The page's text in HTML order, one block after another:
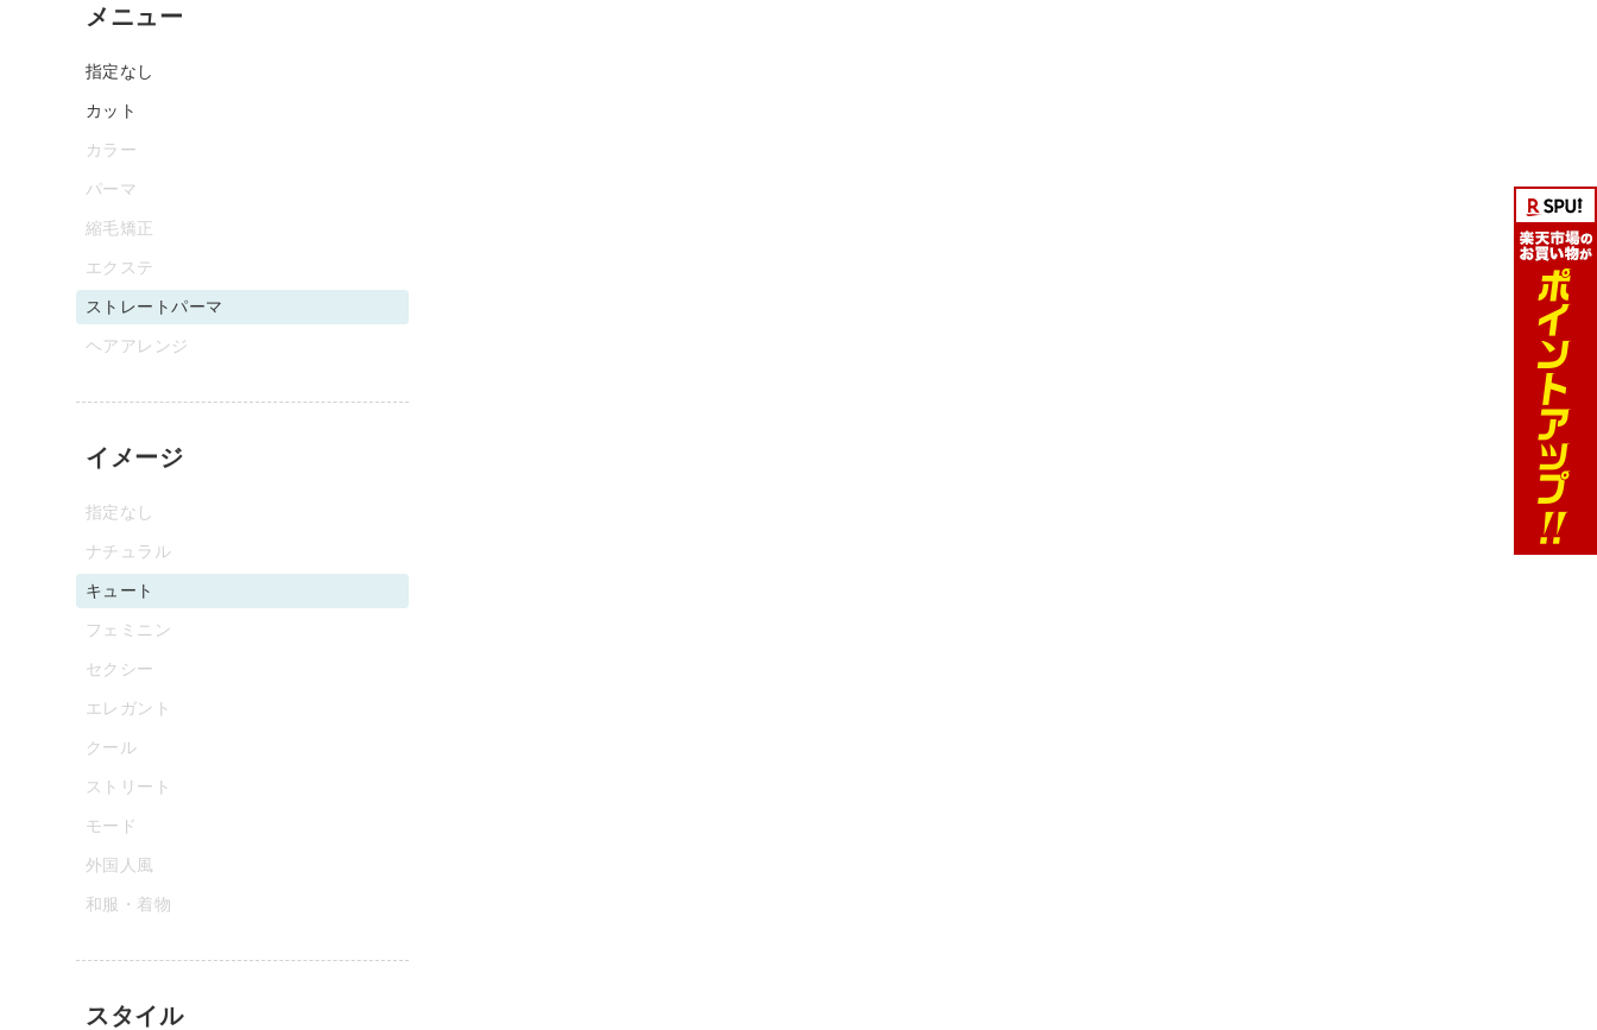
メニュー
指定なし
カット
カラー
パーマ
縮毛矯正
エクステ
ストレートパーマ
ヘアアレンジ
イメージ
指定なし
ナチュラル
キュート
フェミニン
セクシー
エレガント
クール
ストリート
モード
外国人風
和服・着物
スタイル